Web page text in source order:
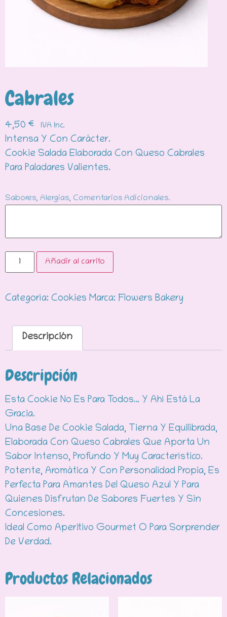
Cabrales
4,50 € IVA Inc.
Intensa Y Con Carácter.
Cookie Salada Elaborada Con Queso Cabrales
Para Paladares Valientes.
Sabores, Alergias, Comentarios Adicionales.
Añadir al carrito
Categoría: Cookies Marca: Flowers Bakery
Descripción
Descripción
Esta Cookie No Es Para Todos… Y Ahí Está La
Gracia.
Una Base De Cookie Salada, Tierna Y Equilibrada,
Elaborada Con Queso Cabrales Que Aporta Un
Sabor Intenso, Profundo Y Muy Característico.
Potente, Aromática Y Con Personalidad Propia, Es
Perfecta Para Amantes Del Queso Azul Y Para
Quienes Disfrutan De Sabores Fuertes Y Sin
Concesiones.
Ideal Como Aperitivo Gourmet O Para Sorprender
De Verdad.
Productos Relacionados